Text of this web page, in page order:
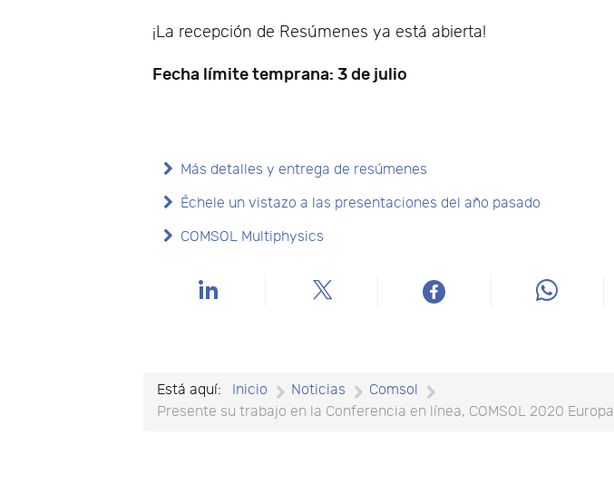
¡La recepción de Resúmenes ya está abierta!
Fecha límite temprana: 3 de julio
Más detalles y entrega de resúmenes
Échele un vistazo a las presentaciones del año pasado
COMSOL Multiphysics
Está aquí: Inicio Noticias
Comsol
Presente su trabajo en la Conferencia en línea, COMSOL 2020 Europa